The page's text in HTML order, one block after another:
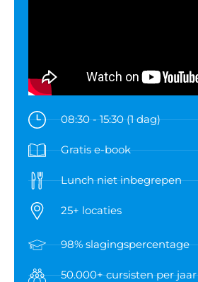
08:30 - 15:30 (1 dag)
Gratis e-book
Lunch niet inbegrepen
25+ locaties
98% slagingspercentage
50.000+ cursisten per jaar